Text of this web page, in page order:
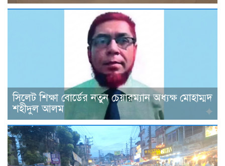
সিলেট শিক্ষা বোর্ডের নতুন চেয়ারম্যান অধ্যক্ষ মোহাম্মদ
শহীদুল আলম